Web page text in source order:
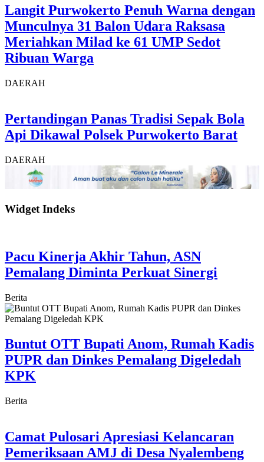
Langit Purwokerto Penuh Warna dengan
Munculnya 31 Balon Udara Raksasa
Meriahkan Milad ke 61 UMP Sedot
Ribuan Warga
DAERAH
Pertandingan Panas Tradisi Sepak Bola
Api Dikawal Polsek Purwokerto Barat
DAERAH
Widget Indeks
Pacu Kinerja Akhir Tahun, ASN
Pemalang Diminta Perkuat Sinergi
Berita
Buntut OTT Bupati Anom, Rumah Kadis
PUPR dan Dinkes Pemalang Digeledah
KPK
Berita
Camat Pulosari Apresiasi Kelancaran
Pemeriksaan AMJ di Desa Nyalembeng